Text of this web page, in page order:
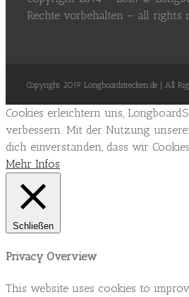
Rechte vorbehalten – all rights
Copyright 2019 Longboardstrecken.de | All
Cookies erleichtern uns,
verbessern. Mit der Nutzung
dich einverstanden, dass wir
Mehr Infos
Schließen
Privacy Overview
This website uses cookies to